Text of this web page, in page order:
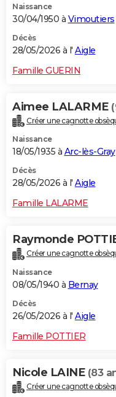
Naissance
30/04/1950 à Vimoutiers
Décès
28/05/2026 à l' Aigle
Famille GUERIN
Aimee LALARME
Créer une cagnotte
Naissance
18/05/1935 à Arc-lès-Gray
Décès
28/05/2026 à l' Aigle
Famille LALARME
Raymonde
Créer une cagnotte
Naissance
08/05/1940 à Bernay
Décès
26/05/2026 à l' Aigle
Famille POTTIER
Nicole LAINE (83
Créer une cagnotte